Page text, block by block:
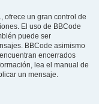
ofrece un gran control de
El uso de BBCode
puede ser
BBCode asimismo
encerrados
lea el manual de
un mensaje.